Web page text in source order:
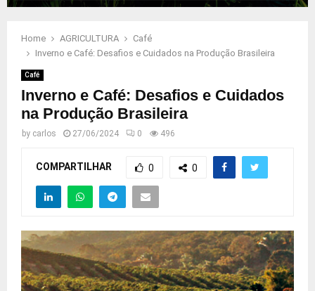
Home AGRICULTURA
Café
Inverno e Café: Desafios e Cuidados na Produção Brasileira
Café
Inverno e Café: Desafios e Cuidados
na Produção Brasileira
by carlos 27/06/2024 0 496
COMPARTILHAR 0 0